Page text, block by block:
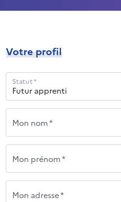
Votre profil
Statut *
Mon nom *
Mon prénom *
Mon adresse *